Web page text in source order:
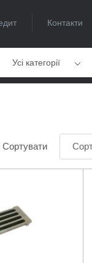
Контакти
Усі категорії
Сортувати